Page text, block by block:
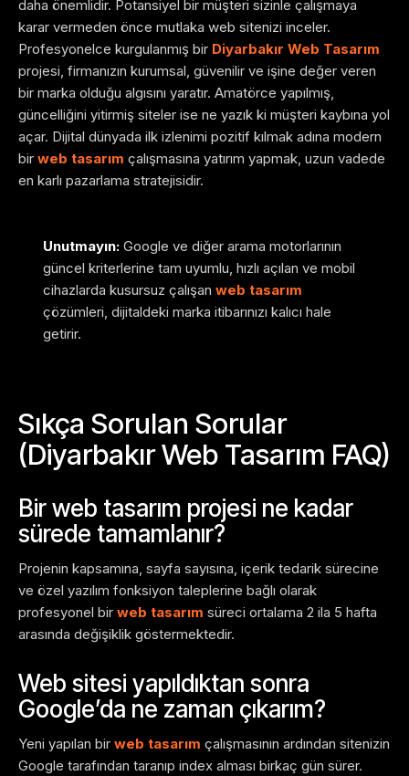
daha önemlidir. Potansiyel bir müşteri sizinle çalışmaya
karar vermeden önce mutlaka web sitenizi inceler.
Profesyonelce kurgulanmış bir Diyarbakır Web Tasarım
projesi, firmanızın kurumsal, güvenilir ve işine değer veren
bir marka olduğu algısını yaratır. Amatörce yapılmış,
güncelliğini yitirmiş siteler ise ne yazık ki müşteri kaybına yol
açar. Dijital dünyada ilk izlenimi pozitif kılmak adına modern
bir web tasarım çalışmasına yatırım yapmak, uzun vadede
en karlı pazarlama stratejisidir.
Unutmayın: Google ve diğer arama motorlarının
güncel kriterlerine tam uyumlu, hızlı açılan ve mobil
cihazlarda kusursuz çalışan web tasarım
çözümleri, dijitaldeki marka itibarınızı kalıcı hale
getirir.
Sıkça Sorulan Sorular
(Diyarbakır Web Tasarım FAQ)
Bir web tasarım projesi ne kadar
sürede tamamlanır?
Projenin kapsamına, sayfa sayısına, içerik tedarik sürecine
ve özel yazılım fonksiyon taleplerine bağlı olarak
profesyonel bir web tasarım süreci ortalama 2 ila 5 hafta
arasında değişiklik göstermektedir.
Web sitesi yapıldıktan sonra
Google’da ne zaman çıkarım?
Yeni yapılan bir web tasarım çalışmasının ardından sitenizin
Google tarafından taranıp index alması birkaç gün sürer.